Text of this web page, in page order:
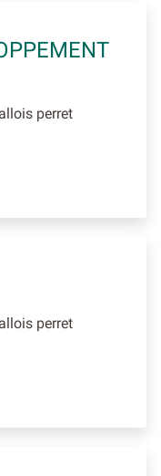
perret
perret